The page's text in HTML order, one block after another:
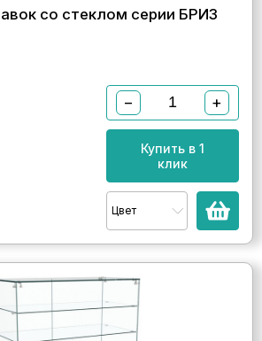
со стеклом серии БРИЗ
− +
Купить в 1
клик
Цвет